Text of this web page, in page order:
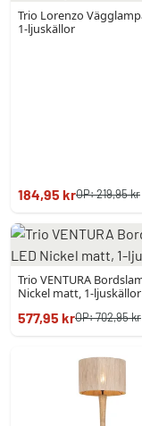
Trio Lorenzo
1-ljuskällor
184,95 krOP:219,95 kr
Trio VENTURA
Nickel matt, 1-ljuskällor
577,95 krOP:702,95 kr